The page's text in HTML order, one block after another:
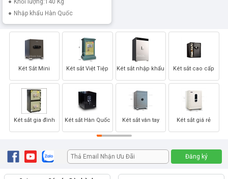
Khối lượng:140 Kg
Nhập khẩu Hàn Quốc
Két Sắt Mini
Két sắt gia đình
Két sắt Việt Tiệp
Két sắt Hàn Quốc
Két sắt nhập khẩu
Két sắt vân tay
Két sắt cao cấp
Két sắt giá rẻ